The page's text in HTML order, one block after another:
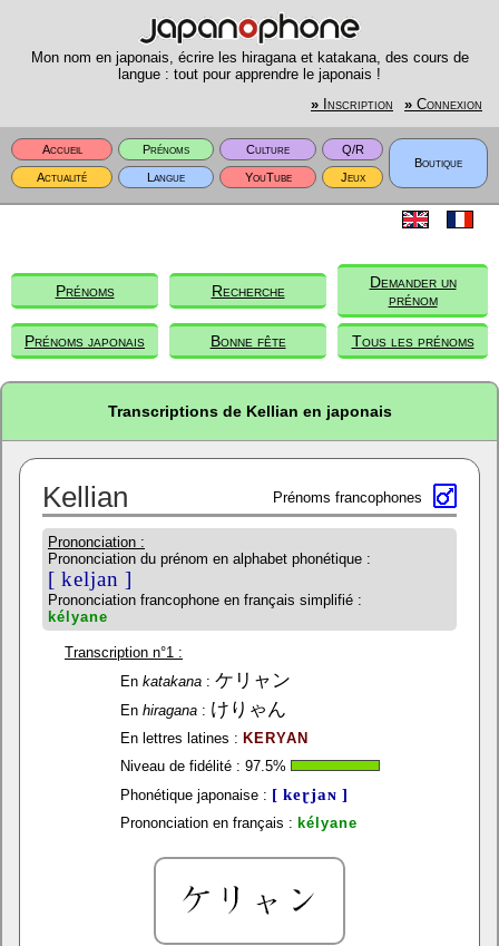
Mon nom en japonais, écrire les hiragana et katakana, des cours de
langue : tout pour apprendre le japonais !
» Inscription » Connexion
Accueil Prénoms Culture
Q/R
Boutique
Actualité
Langue YouTube Jeux
Prénoms Recherche
Demander un
prénom
Prénoms japonais Bonne fête Tous les prénoms
Transcriptions de Kellian en japonais
Kellian Prénoms francophones
Prononciation :
Prononciation du prénom en alphabet phonétique :
[ keljan ]
Prononciation francophone en français simplifié :
kélyane
Transcription n°1 :
En katakana: ケリャン
En hiragana: けりゃん
En lettres latines : KERYAN
Niveau de fidélité : 97.5%
Phonétique japonaise : [ keɽjaɴ ]
Prononciation en français : kélyane